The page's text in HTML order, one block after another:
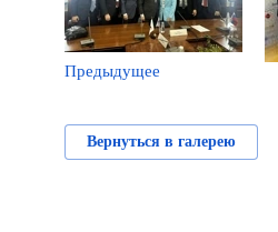
Предыдущее
Вернуться в галерею